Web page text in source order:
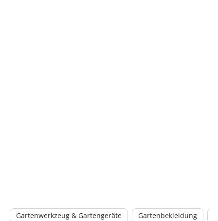
Gartenwerkzeug & Gartengeräte Gartenbekleidung